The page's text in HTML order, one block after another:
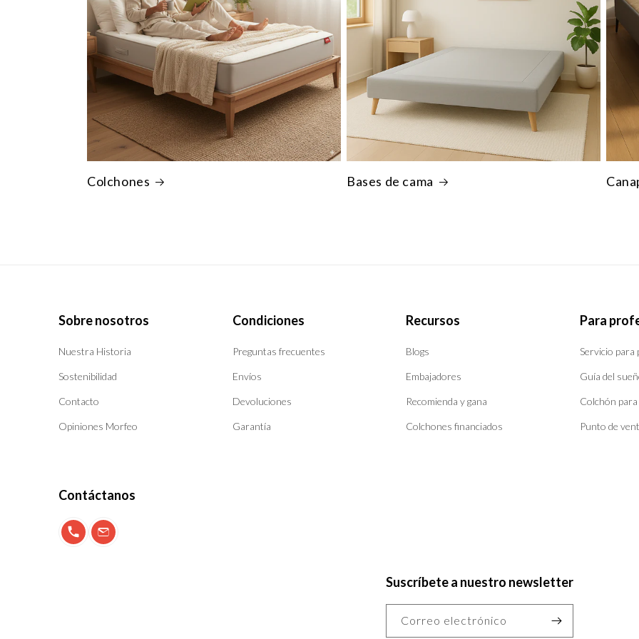
Colchones Bases de cama
Sobre nosotros
Nuestra Historia
Sostenibilidad
Contacto
Opiniones Morfeo
Condiciones
Preguntas frecuentes
Envíos
Devoluciones
Garantía
Recursos
Blogs
Embajadores
Recomienda y gana
Colchones financiados
Para
Servicio
Guía del
Colchón
Punto de
Contáctanos
900 897 123info@morfeo.com
Suscríbete a nuestro newsletter
Correo electrónico